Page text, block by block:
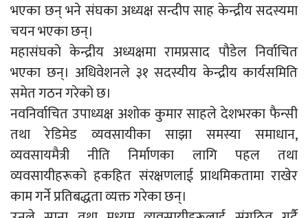
भएका छन् भने संघका अध्यक्ष सन्दीप साह केन्द्रीय सदस्यमा
चयन भएका छन्।
महासंघको केन्द्रीय अध्यक्षमा रामप्रसाद पौडेल निर्वाचित
भएका छन्। अधिवेशनले ३१ सदस्यीय केन्द्रीय कार्यसमिति
समेत गठन गरेको छ।
नवनिर्वाचित उपाध्यक्ष अशोक कुमार साहले देशभरका फैन्सी
तथा रेडिमेड व्यवसायीका साझा समस्या समाधान,
व्यवसायमैत्री नीति निर्माणका लागि पहल तथा
व्यवसायीहरूको हकहित संरक्षणलाई प्राथमिकतामा राखेर
काम गर्ने प्रतिबद्धता व्यक्त गरेका छन्।